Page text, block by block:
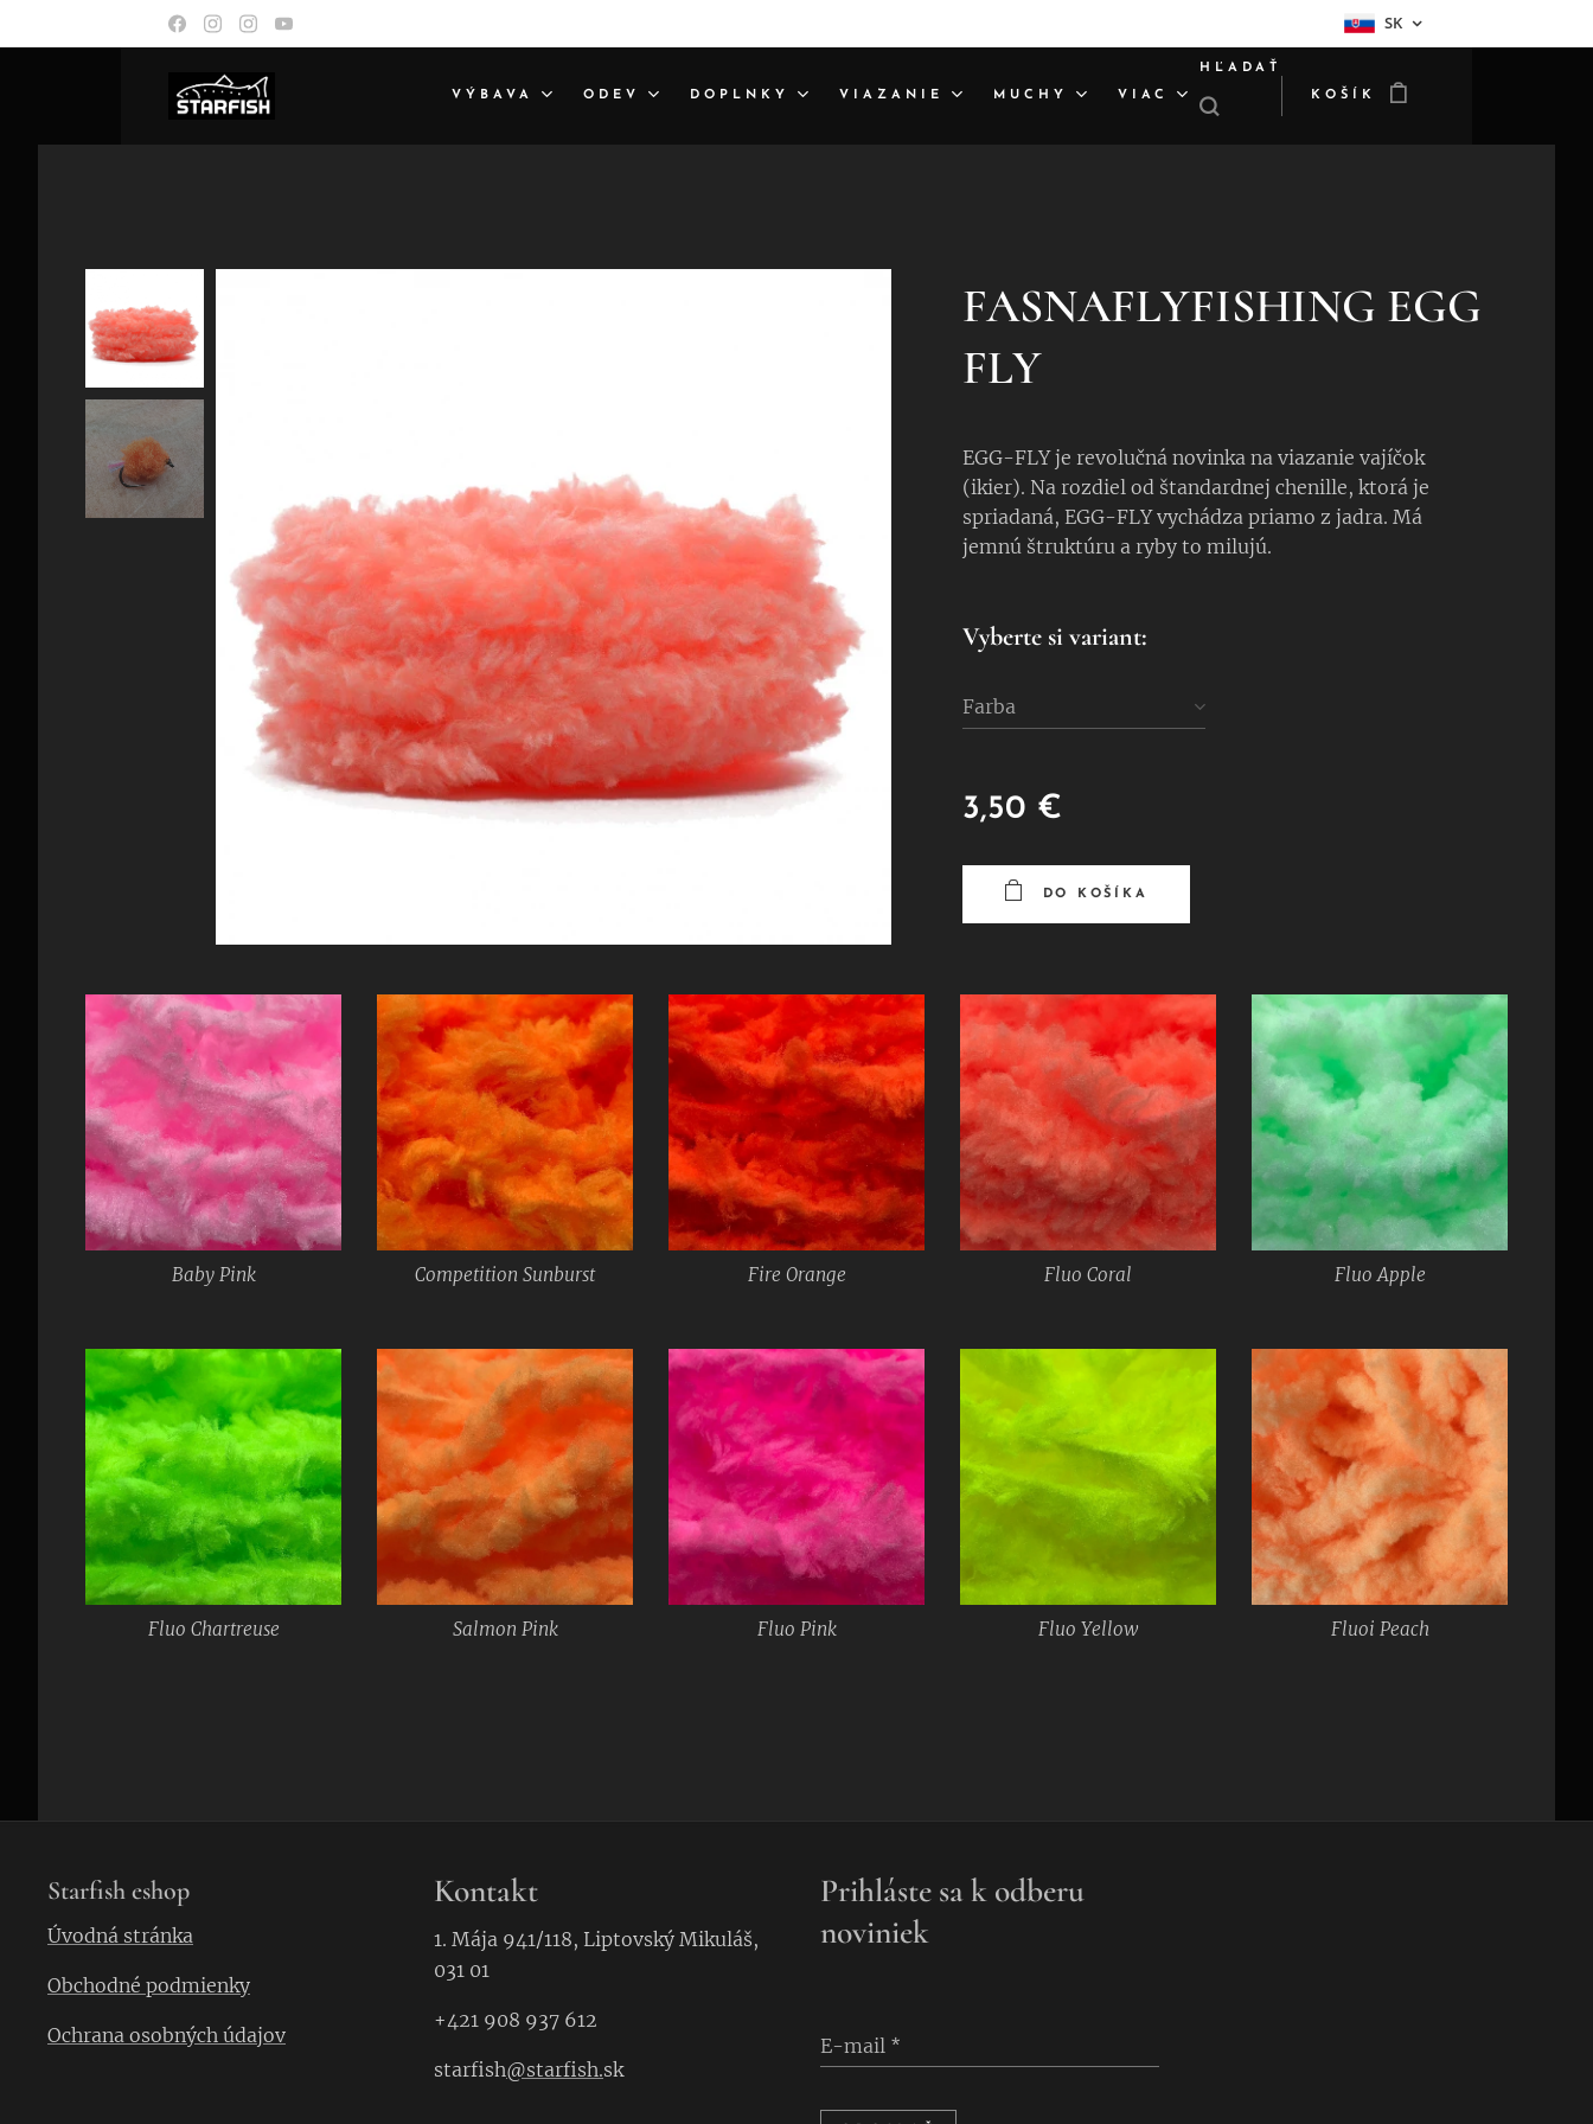
SK
VÝBAVA ODEV DOPLNKY VIAZANIE MUCHY VIAC
HĽADAŤ
KOŠÍK
FASNAFLYFISHING EGG
FLY
EGG-FLY je revolučná novinka na viazanie vajíčok
(ikier). Na rozdiel od štandardnej chenille, ktorá je
spriadaná, EGG-FLY vychádza priamo z jadra. Má
jemnú štruktúru a ryby to milujú.
Vyberte si variant:
Farba
3,50 €
DO KOŠÍKA
Baby Pink Competition Sunburst Fire Orange Fluo Coral Fluo Apple
Fluo Chartreuse Salmon Pink Fluo Pink Fluo Yellow Fluoi Peach
Starfish eshop
Úvodná stránka
Obchodné podmienky
Ochrana osobných údajov
Kontakt
1. Mája 941/118, Liptovský Mikuláš,
031 01
+421 908 937 612
starfish@starfish.sk
Prihláste sa k odberu
noviniek
E-mail